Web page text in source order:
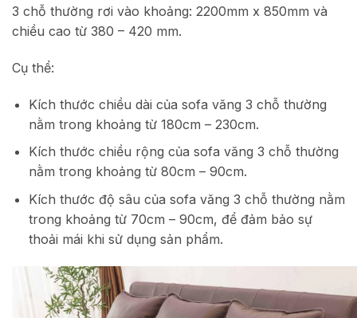
3 chỗ thường rơi vào khoảng: 2200mm x 850mm và
chiều cao từ 380 – 420 mm.
Cụ thể:
Kích thước chiều dài của sofa văng 3 chỗ thường
nằm trong khoảng từ 180cm – 230cm.
Kích thước chiều rộng của sofa văng 3 chỗ thường
nằm trong khoảng từ 80cm – 90cm.
Kích thước độ sâu của sofa văng 3 chỗ thường nằm
trong khoảng từ 70cm – 90cm, để đảm bảo sự
thoải mái khi sử dụng sản phẩm.